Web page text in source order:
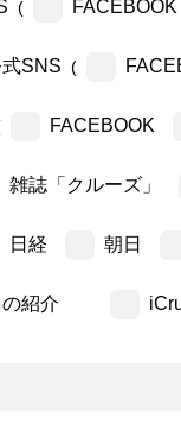
( FACEBOOK
SNS (
FACEBOOK
雑誌「クルーズ」
日経 朝日
紹介